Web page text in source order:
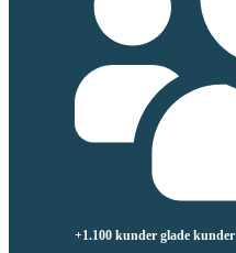
+1.100 kunder glade kunder